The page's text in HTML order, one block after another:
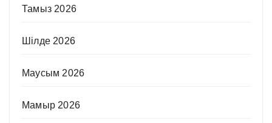
Тамыз 2026
Шілде 2026
Маусым 2026
Мамыр 2026